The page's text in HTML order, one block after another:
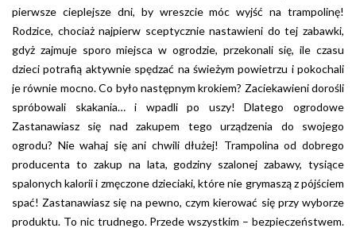
pierwsze cieplejsze dni, by wreszcie móc wyjść na trampolinę!
Rodzice, chociaż najpierw sceptycznie nastawieni do tej zabawki,
gdyż zajmuje sporo miejsca w ogrodzie, przekonali się, ile czasu
dzieci potrafią aktywnie spędzać na świeżym powietrzu i pokochali
je równie mocno. Co było następnym krokiem? Zaciekawieni dorośli
spróbowali skakania… i wpadli po uszy! Dlatego ogrodowe
trampoliny zaczęły też służyć jako przydomowe kluby fitness dla
rodziców. Tym sposobem zabawka cały czas podbija Polskę i coraz
ciężej zobaczyć w plenerze nowoczesny ogród, bez
charakterystycznej konstrukcji, po której szaleją większe i mniejsze
postacie.
Zastanawiasz się nad zakupem tego urządzenia do swojego
ogrodu? Nie wahaj się ani chwili dłużej! Trampolina od dobrego
producenta to zakup na lata, godziny szalonej zabawy, tysiące
spalonych kalorii i zmęczone dzieciaki, które nie grymaszą z pójściem
spać! Zastanawiasz się na pewno, czym kierować się przy wyborze
produktu. To nic trudnego. Przede wszystkim – bezpieczeństwem.